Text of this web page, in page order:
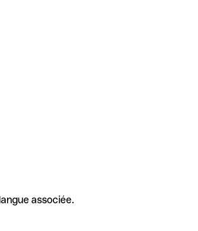
associée.